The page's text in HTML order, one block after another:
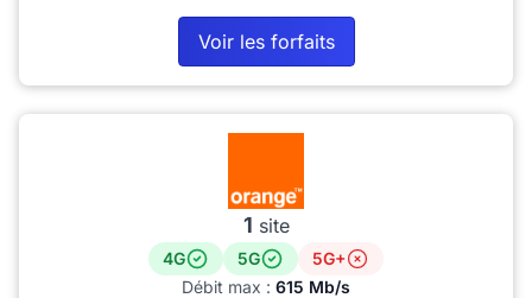
Voir les forfaits
1 site
4G 5G
5G+
Débit max : 615 Mb/s